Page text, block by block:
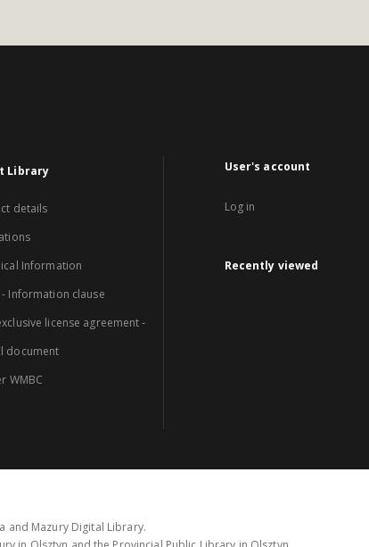
Library
details
Information
- Information clause
license agreement -
document
WMBC
User's account
Log in
Recently viewed
and Mazury Digital Library.